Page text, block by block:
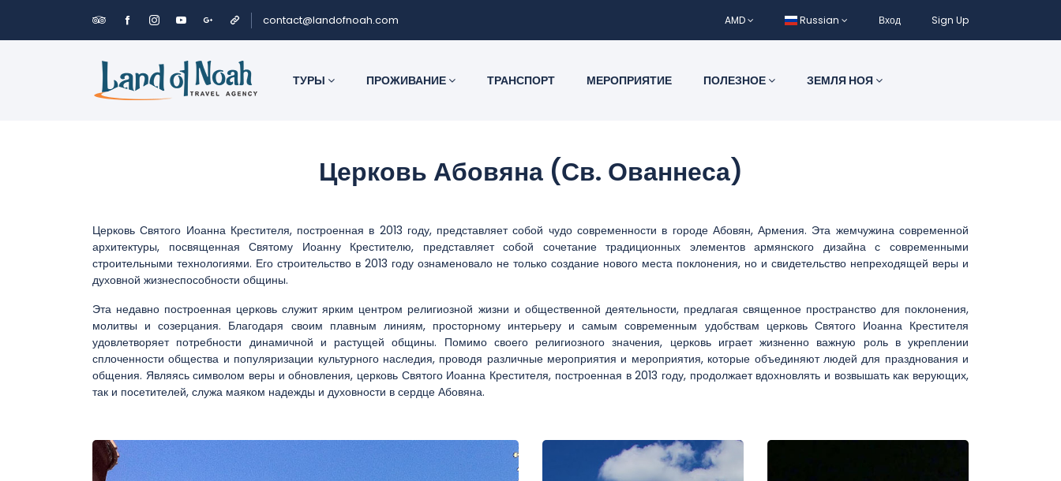
contact@landofnoah.com AMD Russian Вход Sign Up
ТУРЫ ПРОЖИВАНИЕ ТРАНСПОРТ МЕРОПРИЯТИЕ ПОЛЕЗНОЕ ЗЕМЛЯ НОЯ
Церковь Абовяна (Св. Ованнеса)
Церковь Святого Иоанна Крестителя, построенная в 2013 году, представляет собой чудо современности в городе Абовян, Армения. Эта жемчужина современной
архитектуры, посвященная Святому Иоанну Крестителю, представляет собой сочетание традиционных элементов армянского дизайна с современными
строительными технологиями. Его строительство в 2013 году ознаменовало не только создание нового места поклонения, но и свидетельство непреходящей веры и
духовной жизнеспособности общины.
Эта недавно построенная церковь служит ярким центром религиозной жизни и общественной деятельности, предлагая священное пространство для поклонения,
молитвы и созерцания. Благодаря своим плавным линиям, просторному интерьеру и самым современным удобствам церковь Святого Иоанна Крестителя
удовлетворяет потребности динамичной и растущей общины. Помимо своего религиозного значения, церковь играет жизненно важную роль в укреплении
сплоченности общества и популяризации культурного наследия, проводя различные мероприятия и мероприятия, которые объединяют людей для празднования и
общения. Являясь символом веры и обновления, церковь Святого Иоанна Крестителя, построенная в 2013 году, продолжает вдохновлять и возвышать как верующих,
так и посетителей, служа маяком надежды и духовности в сердце Абовяна.